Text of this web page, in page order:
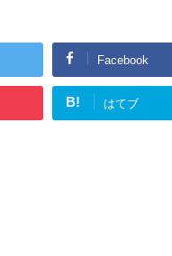
Facebook
B! はてブ